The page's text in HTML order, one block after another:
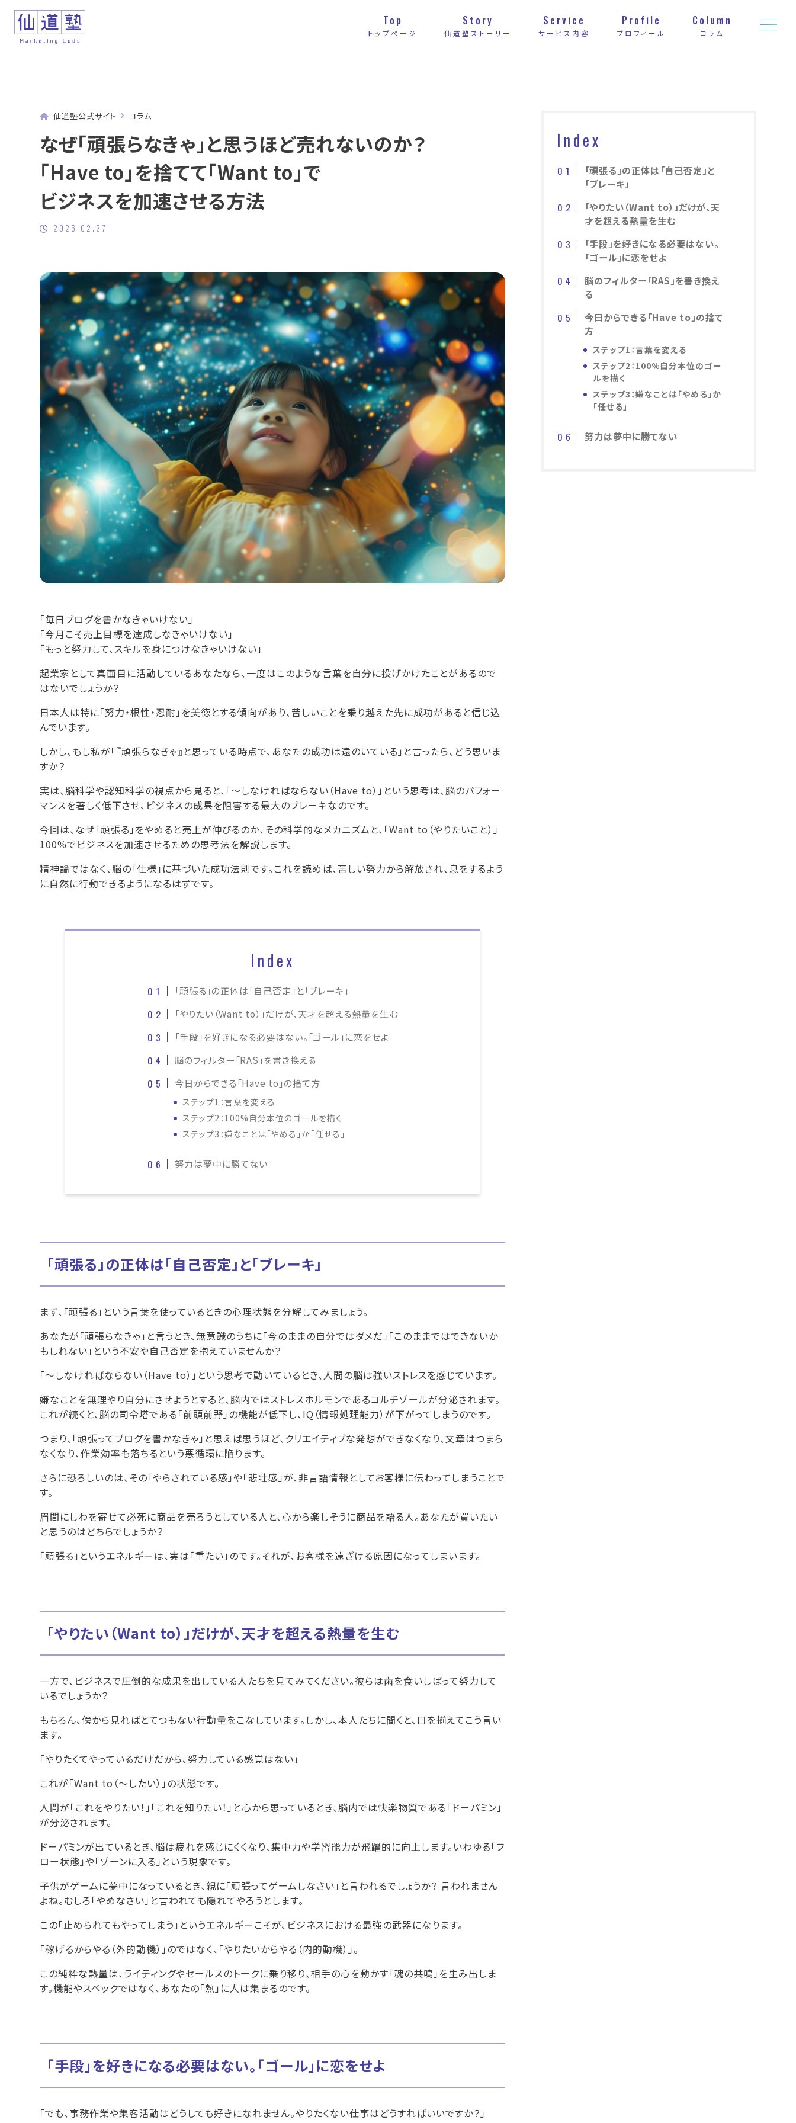
Top
トップページ
Story
仙道塾ストーリー
Service
サービス内容
Profile
プロフィール
Column
コラム
仙道塾公式サイト コラム
なぜ「頑張らなきゃ」と思うほど売れないのか？
「Have to」を捨てて「Want to」で
ビジネスを加速させる方法
2026.02.27
「毎日ブログを書かなきゃいけない」
「今月こそ売上目標を達成しなきゃいけない」
「もっと努力して、スキルを身につけなきゃいけない」
起業家として真面目に活動しているあなたなら、一度はこのような言葉を自分に投げかけたことがあるので
はないでしょうか？
日本人は特に「努力・根性・忍耐」を美徳とする傾向があり、苦しいことを乗り越えた先に成功があると信じ込
んでいます。
しかし、もし私が「『頑張らなきゃ』と思っている時点で、あなたの成功は遠のいている」と言ったら、どう思いま
すか？
実は、脳科学や認知科学の視点から見ると、「〜しなければならない（Have to）」という思考は、脳のパフォー
マンスを著しく低下させ、ビジネスの成果を阻害する最大のブレーキなのです。
今回は、なぜ「頑張る」をやめると売上が伸びるのか、その科学的なメカニズムと、「Want to（やりたいこと）」
100%でビジネスを加速させるための思考法を解説します。
精神論ではなく、脳の「仕様」に基づいた成功法則です。これを読めば、苦しい努力から解放され、息をするよう
に自然に行動できるようになるはずです。
Index
「頑張る」の正体は「自己否定」と「ブレーキ」
「やりたい（Want to）」だけが、天才を超える熱量を生む
「手段」を好きになる必要はない。「ゴール」に恋をせよ
脳のフィルター「RAS」を書き換える
今日からできる「Have to」の捨て方
ステップ1：言葉を変える
ステップ2：100%自分本位のゴールを描く
ステップ3：嫌なことは「やめる」か「任せる」
努力は夢中に勝てない
「頑張る」の正体は「自己否定」と「ブレーキ」
まず、「頑張る」という言葉を使っているときの心理状態を分解してみましょう。
あなたが「頑張らなきゃ」と言うとき、無意識のうちに「今のままの自分ではダメだ」「このままではできないか
もしれない」という不安や自己否定を抱えていませんか？
「〜しなければならない（Have to）」という思考で動いているとき、人間の脳は強いストレスを感じています。
嫌なことを無理やり自分にさせようとすると、脳内ではストレスホルモンであるコルチゾールが分泌されます。
これが続くと、脳の司令塔である「前頭前野」の機能が低下し、IQ（情報処理能力）が下がってしまうのです。
つまり、「頑張ってブログを書かなきゃ」と思えば思うほど、クリエイティブな発想ができなくなり、文章はつまら
なくなり、作業効率も落ちるという悪循環に陥ります。
さらに恐ろしいのは、その「やらされている感」や「悲壮感」が、非言語情報としてお客様に伝わってしまうことで
す。
眉間にしわを寄せて必死に商品を売ろうとしている人と、心から楽しそうに商品を語る人。あなたが買いたい
と思うのはどちらでしょうか？
「頑張る」というエネルギーは、実は「重たい」のです。それが、お客様を遠ざける原因になってしまいます。
「やりたい（Want to）」だけが、天才を超える熱量を生む
一方で、ビジネスで圧倒的な成果を出している人たちを見てみてください。彼らは歯を食いしばって努力して
いるでしょうか？
もちろん、傍から見ればとてつもない行動量をこなしています。しかし、本人たちに聞くと、口を揃えてこう言い
ます。
「やりたくてやっているだけだから、努力している感覚はない」
これが「Want to（〜したい）」の状態です。
人間が「これをやりたい！」「これを知りたい！」と心から思っているとき、脳内では快楽物質である「ドーパミン」
が分泌されます。
ドーパミンが出ているとき、脳は疲れを感じにくくなり、集中力や学習能力が飛躍的に向上します。いわゆる「フ
ロー状態」や「ゾーンに入る」という現象です。
子供がゲームに夢中になっているとき、親に「頑張ってゲームしなさい」と言われるでしょうか？ 言われません
よね。むしろ「やめなさい」と言われても隠れてやろうとします。
この「止められてもやってしまう」というエネルギーこそが、ビジネスにおける最強の武器になります。
「稼げるからやる（外的動機）」のではなく、「やりたいからやる（内的動機）」。
この純粋な熱量は、ライティングやセールスのトークに乗り移り、相手の心を動かす「魂の共鳴」を生み出しま
す。機能やスペックではなく、あなたの「熱」に人は集まるのです。
「手段」を好きになる必要はない。「ゴール」に恋をせよ
「でも、事務作業や集客活動はどうしても好きになれません。やりたくない仕事はどうすればいいですか？」
Index
「頑張る」の正体は「自己否定」と
「ブレーキ」
「やりたい（Want to）」だけが、天
才を超える熱量を生む
「手段」を好きになる必要はない。
「ゴール」に恋をせよ
脳のフィルター「RAS」を書き換え
る
今日からできる「Have to」の捨て
方
ステップ1：言葉を変える
ステップ2：100%自分本位のゴー
ルを描く
ステップ3：嫌なことは「やめる」か
「任せる」
努力は夢中に勝てない